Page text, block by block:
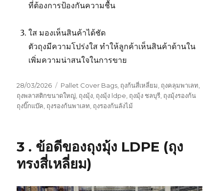
ที่ต้องการป้องกันความชื้น
ใส มองเห็นสินค้าได้ชัด
ตัวถุงมีความโปร่งใส ทำให้ลูกค้าเห็นสินค้าด้านใน
เพิ่มความน่าสนใจในการขาย
Posted
on
28/03/2026 Tags
Pallet Cover Bags ถุงก้นสี่เหลี่ยม ถุงคลุมพาเลท
ถุงพลาสติกขนาดใหญ่ ถุงมุ้ง ถุงมุ้ง ldpe ถุงมุ้ง ชลบุรี ถุงมุ้งรองก้น
ถุงบิ๊กแบ๊ค ถุงรองก้นพาเลท ถุงรองก้นลังไม้
3 . ข้อดีของถุงมุ้ง LDPE (ถุง
ทรงสี่เหลี่ยม)